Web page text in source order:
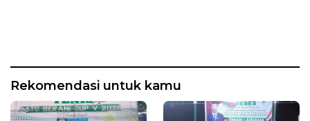
Rekomendasi untuk kamu